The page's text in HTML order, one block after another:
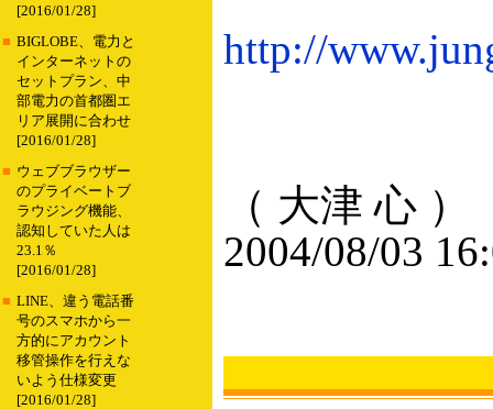
[2016/01/28]
■ BIGLOBE、電力と
インターネットの
セットプラン、中
部電力の首都圏エ
リア展開に合わせ
[2016/01/28]
■ ウェブブラウザー
のプライベートブ
ラウジング機能、
認知していた人は
23.1％
[2016/01/28]
■ LINE、違う電話番
号のスマホから一
方的にアカウント
移管操作を行えな
いよう仕様変更
[2016/01/28]
http://
（ 大津 心 ）
2004/08/03